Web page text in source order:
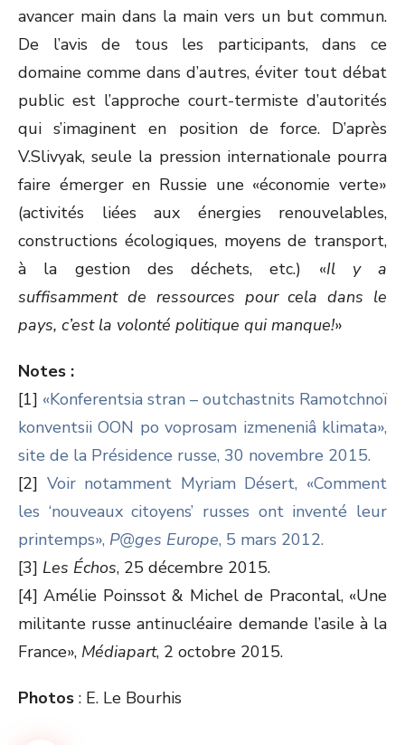
avancer main dans la main vers un but commun.
De l’avis de tous les participants, dans ce
domaine comme dans d’autres, éviter tout débat
public est l’approche court-termiste d’autorités
qui s’imaginent en position de force. D’après
V.Slivyak, seule la pression internationale pourra
faire émerger en Russie une «économie verte»
(activités liées aux énergies renouvelables,
constructions écologiques, moyens de transport,
à la gestion des déchets, etc.) «Il y a
suffisamment de ressources pour cela dans le
pays, c’est la volonté politique qui manque!»
Notes :
[1] «Konferentsia stran – outchastnits Ramotchnoï
konventsii OON po voprosam izmeneniâ klimata»,
site de la Présidence russe, 30 novembre 2015.
[2] Voir notamment Myriam Désert, «Comment
les ‘nouveaux citoyens’ russes ont inventé leur
printemps», P@ges Europe, 5 mars 2012.
[3] Les Échos, 25 décembre 2015.
[4] Amélie Poinssot & Michel de Pracontal, «Une
militante russe antinucléaire demande l’asile à la
France», Médiapart, 2 octobre 2015.
Photos : E. Le Bourhis